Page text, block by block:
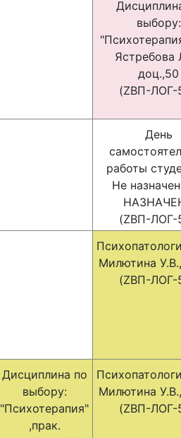
выбору:
Ястребова
доц.,50
(ZВП-ЛОГ-
День
работы
Не
(ZВП-ЛОГ-
Милютина
(ZВП-ЛОГ-
Дисциплина по
выбору:
"Психотерапия"
,прак.
Милютина
(ZВП-ЛОГ-